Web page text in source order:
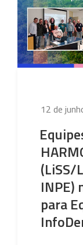
Publicado
12 de
(LiSS/
INPE)
para